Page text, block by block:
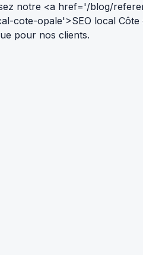
notre <a href='/blog/
cote-opale'>SEO local
pour nos clients.